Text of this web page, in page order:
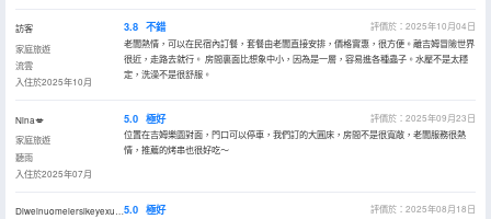
訪客
家庭旅遊
流雲
入住於2025年10月
3.8 不錯
評價於：2025年10月04日
老闆熱情，可以在民宿內訂餐，套餐由老闆直接安排，價格實惠，很方便。離吉姆冒險世界
很近，走路去就行。 房間裏面比想象中小，因為是一層，容易進各種蟲子。水壓不是太穩
定，洗澡不是很舒服。
Nina💋
家庭旅遊
聽雨
入住於2025年07月
5.0 極好
評價於：2025年09月23日
位置在吉姆樂園對面，門口可以停車，我們訂的大圓床，房間不是很寬敞，老闆服務很熱
情，推薦的烤串也很好吃～
Diweinuomeiersikeyexueli5.0 極好
評價於：2025年08月18日